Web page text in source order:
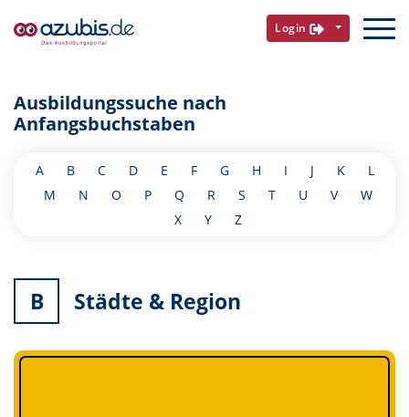
Login
Ausbildungssuche nach
Anfangsbuchstaben
A B C D E F G H I J K
L
M
N O P Q R S T U V
W
X
Y Z
B Städte & Region